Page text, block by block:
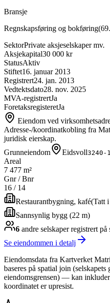
Bransje
Regnskapsføring og bokføring(
SektorPrivate aksjeselskaper mv.
Aksjekapital30 000 kr
StatusAktiv
Stiftet16. januar 2013
Registrert24. jan. 2013
Vedtektsdato28. nov. 2025
MVA-registrertJa
ForetaksregisteretJa
Eiendom ved
Adresse-/koordinatkobling fra
juridisk eierskap.
Grunneiendom
Eidsvoll3240-
Areal
7 477 m²
Gnr / Bnr
16 / 14
Restaurantbygning, kafé(Tatt
Sannsynlig bygg (22 m)
6 andre selskaperregistrert på
Se eiendommen i detalj
Eiendomsdata fra Kartverket
baseres på spatial join
eiendomsgrensen) — kan
koordinatet er upresist.